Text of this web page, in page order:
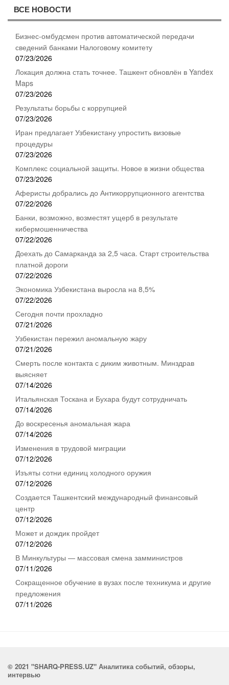
ВСЕ НОВОСТИ
Бизнес-омбудсмен против автоматической передачи
сведений банками Налоговому комитету
07/23/2026
Локация должна стать точнее. Ташкент обновлён в Yandex
Maps
07/23/2026
Результаты борьбы с коррупцией
07/23/2026
Иран предлагает Узбекистану упростить визовые
процедуры
07/23/2026
Комплекс социальной защиты. Новое в жизни общества
07/23/2026
Аферисты добрались до Антикоррупционного агентства
07/22/2026
Банки, возможно, возместят ущерб в результате
кибермошенничества
07/22/2026
Доехать до Самарканда за 2,5 часа. Старт строительства
платной дороги
07/22/2026
Экономика Узбекистана выросла на 8,5%
07/22/2026
Сегодня почти прохладно
07/21/2026
Узбекистан пережил аномальную жару
07/21/2026
Смерть после контакта с диким животным. Минздрав
выясняет
07/14/2026
Итальянская Тоскана и Бухара будут сотрудничать
07/14/2026
До воскресенья аномальная жара
07/14/2026
Изменения в трудовой миграции
07/12/2026
Изъяты сотни единиц холодного оружия
07/12/2026
Создается Ташкентский международный финансовый
центр
07/12/2026
Может и дождик пройдет
07/12/2026
В Минкультуры — массовая смена замминистров
07/11/2026
Сокращенное обучение в вузах после техникума и другие
предложения
07/11/2026
© 2021 "SHARQ-PRESS.UZ" Аналитика событий, обзоры,
интервью